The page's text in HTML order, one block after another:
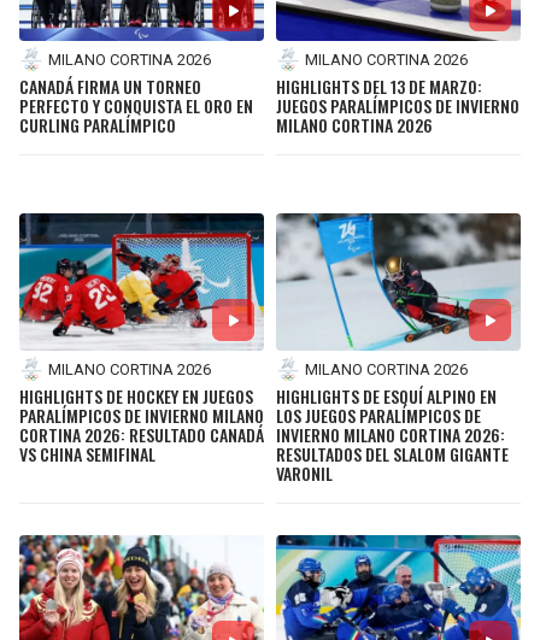
MILANO CORTINA 2026
CANADÁ FIRMA UN TORNEO
PERFECTO Y CONQUISTA EL ORO EN
CURLING PARALÍMPICO
MILANO CORTINA 2026
HIGHLIGHTS DEL 13 DE MARZO:
JUEGOS PARALÍMPICOS DE INVIERNO
MILANO CORTINA 2026
MILANO CORTINA 2026
HIGHLIGHTS DE HOCKEY EN JUEGOS
PARALÍMPICOS DE INVIERNO MILANO
CORTINA 2026: RESULTADO CANADÁ
VS CHINA SEMIFINAL
MILANO CORTINA 2026
HIGHLIGHTS DE ESQUÍ ALPINO EN
LOS JUEGOS PARALÍMPICOS DE
INVIERNO MILANO CORTINA 2026:
RESULTADOS DEL SLALOM GIGANTE
VARONIL